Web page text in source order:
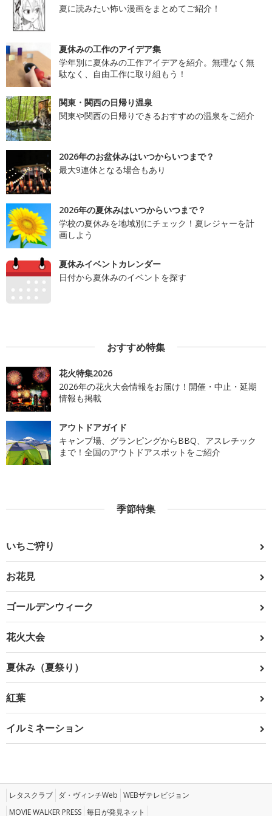
夏に読みたい怖い漫画をまとめてご紹介！
夏休みの工作のアイデア集
学年別に夏休みの工作アイデアを紹介。無理なく無
駄なく、自由工作に取り組もう！
関東・関西の日帰り温泉
関東や関西の日帰りできるおすすめの温泉をご紹介
2026年のお盆休みはいつからいつまで？
最大9連休となる場合もあり
2026年の夏休みはいつからいつまで？
学校の夏休みを地域別にチェック！夏レジャーを計
画しよう
夏休みイベントカレンダー
日付から夏休みのイベントを探す
おすすめ特集
花火特集2026
2026年の花火大会情報をお届け！開催・中止・延期
情報も掲載
アウトドアガイド
キャンプ場、グランピングからBBQ、アスレチック
まで！全国のアウトドアスポットをご紹介
季節特集
いちご狩り
お花見
ゴールデンウィーク
花火大会
夏休み（夏祭り）
紅葉
イルミネーション
レタスクラブ ダ・ヴィンチWeb WEBザテレビジョン
MOVIE WALKER PRESS 毎日が発見ネット